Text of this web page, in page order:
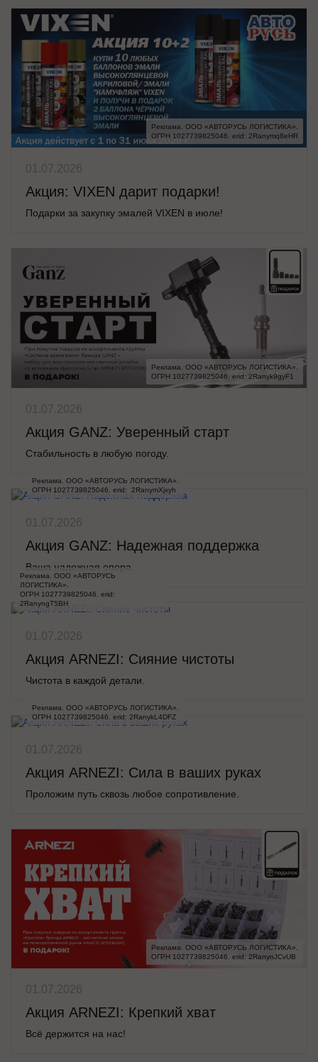
Реклама. ООО «АВТОРУСЬ ЛОГИСТИКА».
ОГРН 1027739825046. erid: 2Ranymq8eHR
01.07.2026
Акция: VIXEN дарит подарки!
Подарки за закупку эмалей VIXEN в июле!
Реклама. ООО «АВТОРУСЬ ЛОГИСТИКА».
ОГРН 1027739825046. erid: 2Ranyk9gyF1
01.07.2026
Акция GANZ: Уверенный старт
Стабильность в любую погоду.
Реклама. ООО «АВТОРУСЬ ЛОГИСТИКА».
ОГРН 1027739825046. erid:  2RanymXjxyh
01.07.2026
Акция GANZ: Надежная поддержка
Ваша надежная опора.
Реклама. ООО «АВТОРУСЬ
ЛОГИСТИКА».
ОГРН 1027739825046. erid:
2RanyngT5BH
01.07.2026
Акция ARNEZI: Сияние чистоты
Чистота в каждой детали.
Реклама. ООО «АВТОРУСЬ ЛОГИСТИКА».
ОГРН 1027739825046. erid: 2RanykL4DFZ
01.07.2026
Акция ARNEZI: Сила в ваших руках
Проложим путь сквозь любое сопротивление.
Реклама. ООО «АВТОРУСЬ ЛОГИСТИКА».
ОГРН 1027739825046. erid: 2RanynJCvUB
01.07.2026
Акция ARNEZI: Крепкий хват
Всё держится на нас!